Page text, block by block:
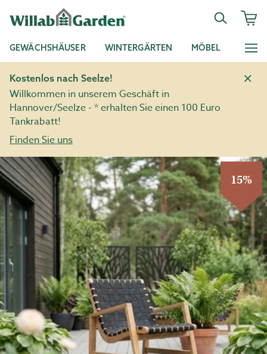
GEWÄCHSHÄUSER WINTERGÄRTEN MÖBEL
Kostenlos nach Seelze!
Willkommen in unserem Geschäft in
Hannover/Seelze - * erhalten Sie einen 100 Euro
Tankrabatt!
Finden Sie uns
15%